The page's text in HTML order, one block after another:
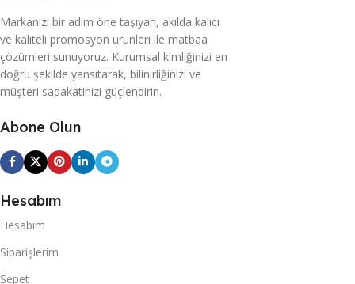
Markanızı bir adım öne taşıyan, akılda kalıcı
ve kaliteli promosyon ürünleri ile matbaa
çözümleri sunuyoruz. Kurumsal kimliğinizi en
doğru şekilde yansıtarak, bilinirliğinizi ve
müşteri sadakatinizi güçlendirin.
Abone Olun
Hesabım
Hesabım
Siparişlerim
Sepet